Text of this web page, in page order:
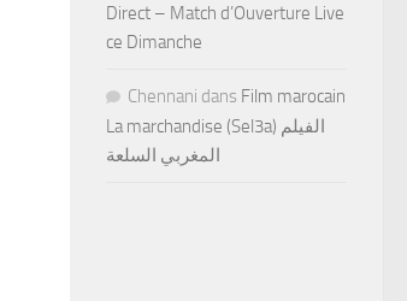
Direct – Match d’Ouverture Live
ce Dimanche
Chennani dans Film marocain
La marchandise (Sel3a) الفيلم
المغربي السلعة